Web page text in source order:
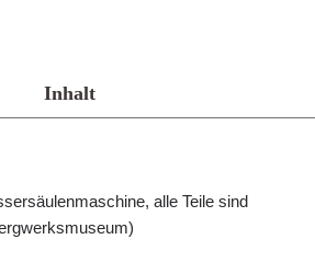
Inhalt
alle Teile sind